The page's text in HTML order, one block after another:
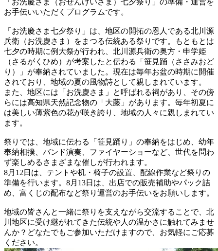
お手伝いいただくプログラムです。
「お洗慶さま七夕祭り」は、地区の開拓の恩人である北川源
兵衛（お洗慶さま）をまつる伝統ある祭りです。もともとは
七夕の時期に例大祭が行われ、北川源兵衛の奥方・申学姫
（さるがくひめ）が考案したと伝わる「笹見踊（ささみおど
り）」が奉納されていました。現在は毎年お盆の時期に開催
されており、地域の夏の風物詩として親しまれています。
また、地区には「お洗慶さま」と呼ばれる祠があり、その傍
らには高知県天然記念物の「大藤」があります。毎年初夏に
は美しい薄紫色の花が咲き誇り、地域の人々に親しまれてい
ます。
祭りでは、地域に伝わる「笹見踊り」の奉納をはじめ、幼年
奉納相撲、バンド演奏、ファイヤーショーなど、世代を問わ
ず楽しめるさまざまな催しが行われます。
8月12日は、テントや机・椅子の設置、配線作業など祭りの
準備を行います。8月13日は、出店での販売補助やパック詰
め、富くじの配布など祭り運営のお手伝いをお願いします。
地域の皆さんと一緒に祭りを支えながら交流することで、北
川地区に受け継がれてきた伝統や人の温かさに触れてみませ
んか？どなたでもご参加いただけますので、お気軽にご応募
ください。